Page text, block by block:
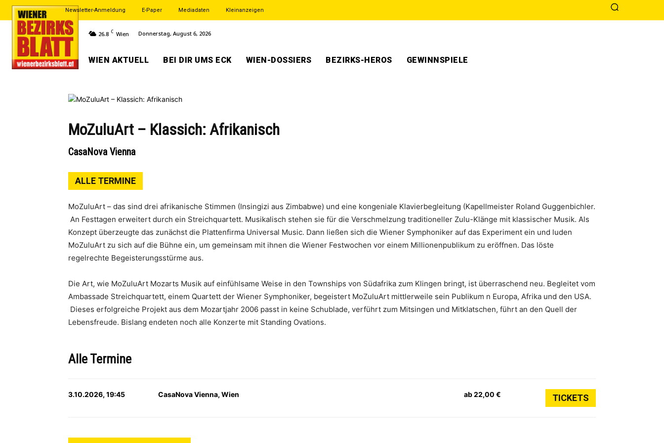
Newsletter-Anmeldung E-Paper Mediadaten Kleinanzeigen
26.8 C Wien Donnerstag, August 6, 2026
WIEN AKTUELL BEI DIR UMS ECK WIEN-DOSSIERS BEZIRKS-HEROS GEWINNSPIELE
MoZuluArt – Klassich: Afrikanisch
CasaNova Vienna
ALLE TERMINE
MoZuluArt – das sind drei afrikanische Stimmen (Insingizi aus Zimbabwe) und eine kongeniale Klavierbegleitung (Kapellmeister Roland Guggenbichler.
An Festtagen erweitert durch ein Streichquartett. Musikalisch stehen sie für die Verschmelzung traditioneller Zulu-Klänge mit klassischer Musik. Als
Konzept überzeugte das zunächst die Plattenfirma Universal Music. Dann ließen sich die Wiener Symphoniker auf das Experiment ein und luden
MoZuluArt zu sich auf die Bühne ein, um gemeinsam mit ihnen die Wiener Festwochen vor einem Millionenpublikum zu eröffnen. Das löste
regelrechte Begeisterungsstürme aus.
Die Art, wie MoZuluArt Mozarts Musik auf einfühlsame Weise in den Townships von Südafrika zum Klingen bringt, ist überraschend neu. Begleitet vom
Ambassade Streichquartett, einem Quartett der Wiener Symphoniker, begeistert MoZuluArt mittlerweile sein Publikum n Europa, Afrika und den USA.
Dieses erfolgreiche Projekt aus dem Mozartjahr 2006 passt in keine Schublade, verführt zum Mitsingen und Mitklatschen, führt an den Quell der
Lebensfreude. Bislang endeten noch alle Konzerte mit Standing Ovations.
Alle Termine
3.10.2026, 19:45 CasaNova Vienna, Wien ab 22,00 € TICKETS